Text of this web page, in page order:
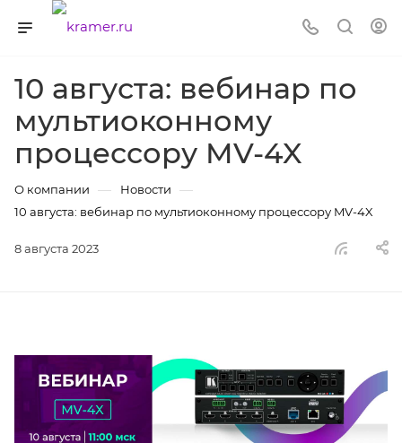
10 августа: вебинар по
мультиоконному
процессору MV-4X
О компании — Новости —
10 августа: вебинар по мультиоконному процессору MV-4X
8 августа 2023